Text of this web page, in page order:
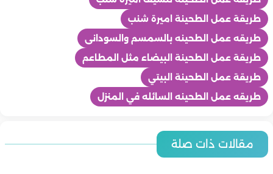
طريقة عمل الطحينة اميرة شنب
طريقه عمل الطحينه بالسمسم والسودانى
طريقة عمل الطحينة البيضاء مثل المطاعم
طريقة عمل الطحينة البيتي
طريقه عمل الطحينه السائله في المنزل
مقالات ذات صلة
أسعار الخضروات والفاكهة اليوم | الخميس 6-8-2026 في مصر.. اخر
تحديث
المطبخ
المطبخ